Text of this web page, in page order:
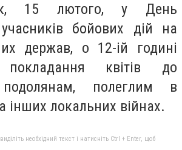
15 лютого, у День
бойових дій на
держав, о 12-ій годині
покладання квітів до
подолянам, полеглим в
інших локальних війнах.
необхідний текст і натисніть Ctrl + Enter, щоб